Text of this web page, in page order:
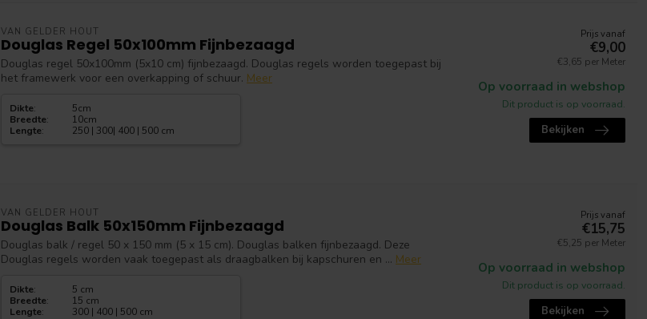
VAN GELDER HOUT
Douglas Regel 50x100mm Fijnbezaagd
Douglas regel 50x100mm (5x10 cm) fijnbezaagd. Douglas regels worden toegepast bij
het framewerk voor een overkapping of schuur. Meer
Dikte:
5cm
Breedte:
10cm
Lengte: 250 | 300| 400 | 500 cm
Prijs vanaf
€9,00
€3,65 per Meter
Op voorraad in webshop
Dit product is op voorraad.
Bekijken
VAN GELDER HOUT
Douglas Balk 50x150mm Fijnbezaagd
Douglas balk / regel 50 x 150 mm (5 x 15 cm). Douglas balken fijnbezaagd. Deze
Douglas regels worden vaak toegepast als draagbalken bij kapschuren en ... Meer
Dikte:
5 cm
Breedte:
15 cm
Lengte: 300 | 400 | 500 cm
Prijs vanaf
€15,75
€5,25 per Meter
Op voorraad in webshop
Dit product is op voorraad.
Bekijken